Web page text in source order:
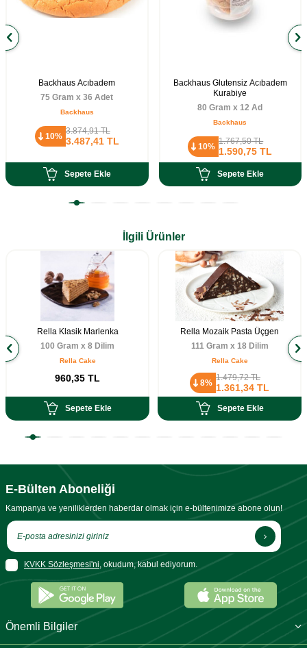
Backhaus Acıbadem
75 Gram x 36 Adet
Backhaus
10%
3.874,91TL
3.487,41TL
Sepete Ekle
Backhaus Glutensiz Acıbadem
Kurabiye
80 Gram x 12 Ad
Backhaus
10%
1.767,50TL
1.590,75 TL
Sepete Ekle
İlgili Ürünler
Rella Klasik Marlenka
100 Gram x 8 Dilim
Rella Cake
960,35 TL
Sepete Ekle
Rella Mozaik Pasta Üçgen
111 Gram x 18 Dilim
Rella Cake
8%
1.479,72TL
1.361,34 TL
Sepete Ekle
E-Bülten Aboneliği
Kampanya ve yeniliklerden haberdar olmak için e-bültenimize abone olun!
KVKK Sözleşmesi'ni, okudum, kabul ediyorum.
Önemli Bilgiler